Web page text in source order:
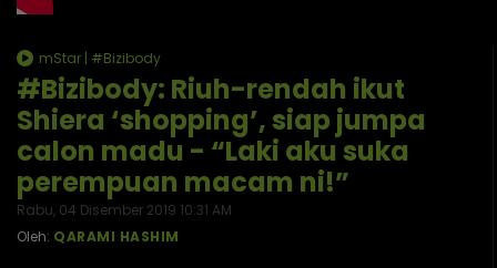
mStar | #Bizibody
#Bizibody: Riuh-rendah ikut
Shiera ‘shopping’, siap jumpa
calon madu - “Laki aku suka
perempuan macam ni!”
Rabu, 04 Disember 2019 10:31 AM
Oleh: QARAMI HASHIM